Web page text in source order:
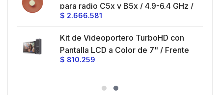
para radio C5x y B5x / 4.9-6.4 GHz /
Ganancia 27 dBi / Montaje incluido.
$ 2.666.581
Kit de Videoportero TurboHD con
Pantalla LCD a Color de 7" / Frente
de Calle para Exterior de
)130° de Visión (Gran Angular)
$ 810.259